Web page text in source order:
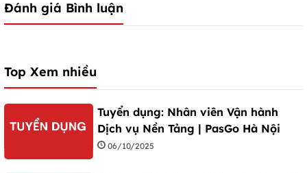
Đánh giá Bình luận
Top Xem nhiều
Tuyển dụng: Nhân viên Vận hành
Dịch vụ Nền Tảng | PasGo Hà Nội
06/10/2025